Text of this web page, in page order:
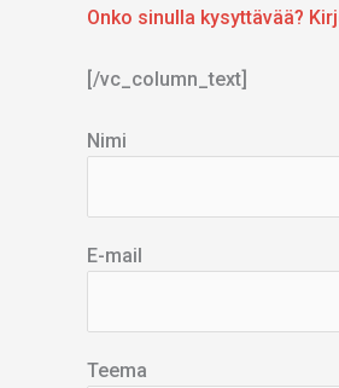
Onko sinulla kysyttävää?
[/vc_column_text]
Nimi
E-mail
Teema